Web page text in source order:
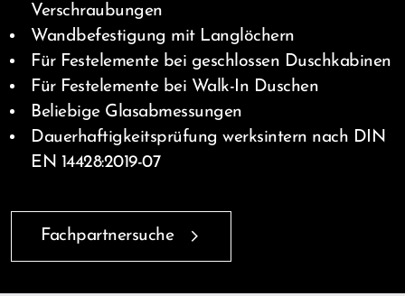
Verschraubungen
Wandbefestigung mit Langlöchern
Für Festelemente bei geschlossen Duschkabinen
Für Festelemente bei Walk-In Duschen
Beliebige Glasabmessungen
Dauerhaftigkeitsprüfung werksintern nach DIN
EN 14428:2019-07
Fachpartnersuche